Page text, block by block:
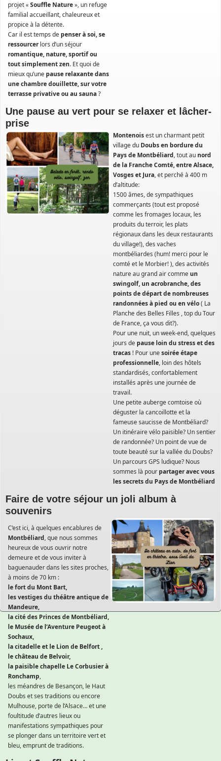
projet «Souffle Nature», un refuge
familial accueillant, chaleureux et
propice à la détente.
Car il est temps de penser à soi, se
ressourcerlors d’un séjour
romantique, nature, sportif ou
tout simplement zen. Et quoi de
mieux qu’une pause relaxante dans
une chambre douillette, sur votre
terrasse privative ou au sauna?
Une pause au vert pour se relaxer et lâcher-
prise
Montenoisest un charmant petit
village du Doubs en bordure du
Pays de Montbéliard, tout au nord
de la Franche Comté, entre Alsace,
Vosges et Jura, et perché à 400 m
d’altitude:
1500 âmes, de sympathiques
commerçants (tout est proposé
comme les fromages locaux, les
produits du terroir, les plats
régionaux dans les deux restaurants
du village!), des vaches
montbéliardes (hum! merci pour le
comté et le Morbier! ), des activités
nature au grand air comme un
swingolf, un acrobranche, des
points de départ de nombreuses
randonnées à pied ou en vélo( La
Planche des Belles Filles , top du Tour
de France, ça vous dit?).
Pour une nuit, un week-end, quelques
jours de pause loin du stress et des
tracas ! Pour unesoirée étape
professionnelle, loin des hôtels
standardisés, confortablement
installés après une journée de
travail.
Une petite auberge comtoise où
déguster la cancoillotte et la
fameuse saucisse de Montbéliard?
Un itinéraire vélo paisible? Un sentier
de randonnée? Un point de vue de
toute beauté sur la vallée du Doubs?
Un parcours GPS ludique? Nous
sommes là pour partager avec vous
les secrets du Pays de Montbéliard
Faire de votre séjour un joli album à
souvenirs
C’est ici, à quelques encablures de
Montbéliard, que nous sommes
heureux de vous ouvrir notre
demeure et de vous inviter à
baguenauder dans les sites proches,
à moins de 70 km :
le fort du Mont Bart,
les vestiges du théâtre antique de
Mandeure,
la cité des Princes de Montbéliard,
le Musée de l’Aventure Peugeot à
Sochaux,
la citadelle et le Lion de Belfort ,
le château de Belvoir,
la paisible chapelle Le Corbusier à
Ronchamp,
les méandres de Besançon, le Haut
Doubs et ses traditions ou encore
Mulhouse, porte de l’Alsace… et une
foultitude d’autres lieux ou
manifestations sympathiques pour
se plonger dans un territoire vert et
bleu, emprunt de traditions.